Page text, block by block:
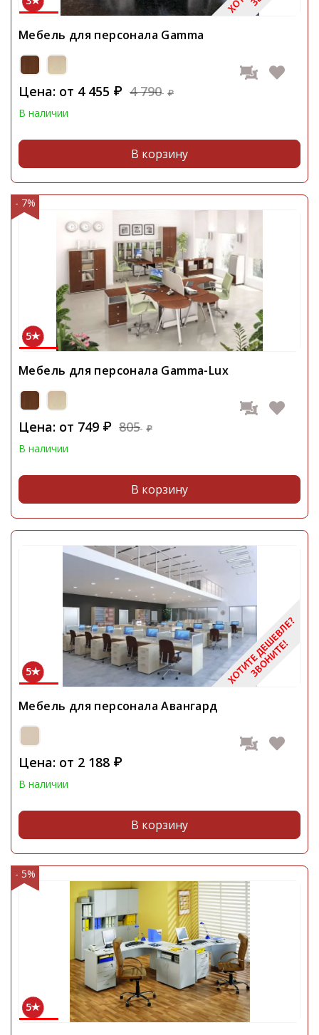
Мебель для персонала Gamma
Цена: от 4 455 ₽ 4 790 ₽
В наличии
В корзину
- 7%
5
Мебель для персонала Gamma-Lux
Цена: от 749 ₽ 805 ₽
В наличии
В корзину
5
Мебель для персонала Авангард
Цена: от 2 188 ₽
В наличии
В корзину
- 5%
5